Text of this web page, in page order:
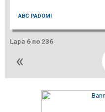
ABC PADOMI
Lapa 6 no 236
«